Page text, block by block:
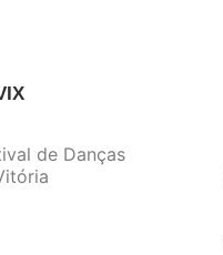
de Danças